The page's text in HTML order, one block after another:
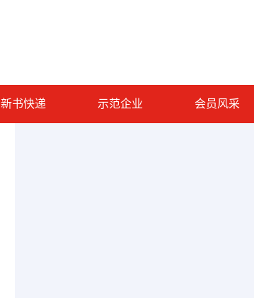
新书快递 示范企业 会员风采